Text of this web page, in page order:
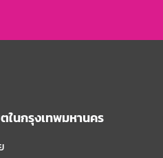
ในกรุงเทพมหานคร